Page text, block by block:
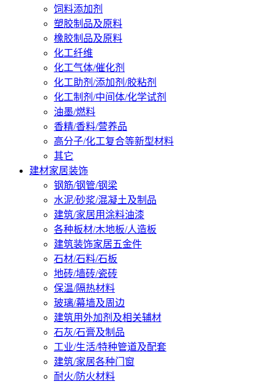
饲料添加剂
塑胶制品及原料
橡胶制品及原料
化工纤维
化工气体/催化剂
化工助剂/添加剂/胶粘剂
化工制剂/中间体/化学试剂
油墨/燃料
香精/香料/营养品
高分子/化工复合等新型材料
其它
建材家居装饰
钢筋/钢管/钢梁
水泥/砂浆/混凝土及制品
建筑/家居用涂料油漆
各种板材/木地板/人造板
建筑装饰家居五金件
石材/石料/石板
地砖/墙砖/瓷砖
保温/隔热材料
玻璃/幕墙及周边
建筑用外加剂及相关辅材
石灰/石膏及制品
工业/生活/特种管道及配套
建筑/家居各种门窗
耐火/防火材料